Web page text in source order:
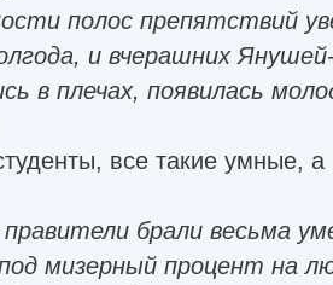
полос препятствий
и вчерашних
в плечах, появилась
все такие умные,
брали весьма
мизерный процент на